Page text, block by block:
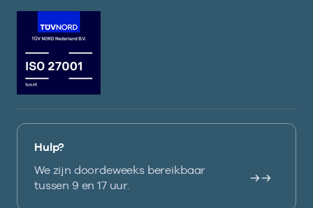
Hulp?
We zijn doordeweeks bereikbaar
tussen 9 en 17 uur.